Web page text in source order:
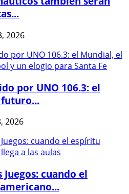
2026
por UNO 106.3: el
2026
cuando el